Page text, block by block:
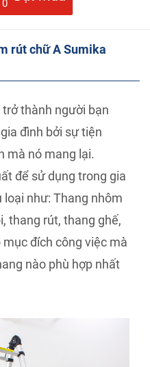
0
rút chữ A Sumika
thành người bạn
đình bởi sự tiện
mà nó mang lại.
để sử dụng trong gia
loại như: Thang nhôm
thang rút, thang ghế,
đích công việc mà
nào phù hợp nhất